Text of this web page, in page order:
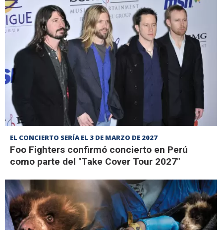
EL CONCIERTO SERÍA EL 3 DE MARZO DE 2027
Foo Fighters confirmó concierto en Perú
como parte del "Take Cover Tour 2027"